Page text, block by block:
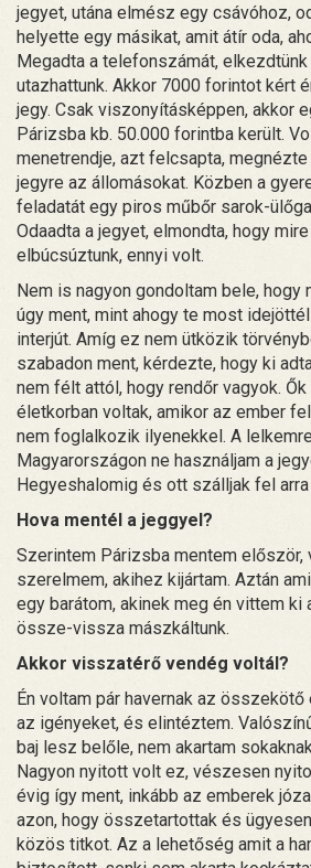
jegyet, utána elmész egy csávóhoz,
helyette egy másikat, amit átír oda,
Megadta a telefonszámát,
utazhattunk. Akkor 7000 forintot kért
jegy. Csak viszonyításképpen, akkor
Párizsba kb. 50.000 forintba került.
menetrendje, azt felcsapta,
jegyre az állomásokat. Közben a
feladatát egy piros műbőr sarok-
Odaadta a jegyet, elmondta, hogy
elbúcsúztunk, ennyi volt.
Nem is nagyon gondoltam bele,
úgy ment, mint ahogy te most
interjút. Amíg ez nem ütközik
szabadon ment, kérdezte, hogy ki
nem félt attól, hogy rendőr vagyok.
életkorban voltak, amikor az ember
nem foglalkozik ilyenekkel. A
Magyarországon ne használjam a
Hegyeshalomig és ott szálljak fel arra
Hova mentél a jeggyel?
Szerintem Párizsba mentem először,
szerelmem, akihez kijártam. Aztán
egy barátom, akinek meg én vittem ki
össze-vissza mászkáltunk.
Akkor visszatérő vendég voltál?
Én voltam pár havernak az
az igényeket, és elintéztem.
baj lesz belőle, nem akartam
Nagyon nyitott volt ez, vészesen
évig így ment, inkább az emberek
azon, hogy összetartottak és
közös titkot. Az a lehetőség amit a